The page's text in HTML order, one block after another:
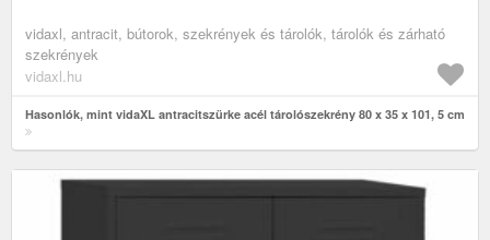
vidaxl, antracit, bútorok, szekrények és tárolók, tárolók és zárható
szekrények
vidaxl.hu
Hasonlók, mint vidaXL antracitszürke acél tárolószekrény 80 x 35 x 101, 5 cm